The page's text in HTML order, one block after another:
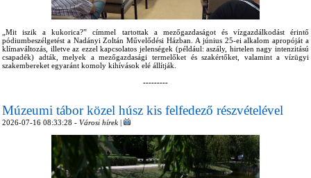
„Mit iszik a kukorica?” címmel tartottak a mezőgazdaságot és vízgazdálkodást érintő
pódiumbeszélgetést a Nadányi Zoltán Művelődési Házban. A június 25-ei alkalom apropóját a
klímaváltozás, illetve az ezzel kapcsolatos jelenségek (például: aszály, hirtelen nagy intenzitású
csapadék) adták, melyek a mezőgazdasági termelőket és szakértőket, valamint a vízügyi
szakembereket egyaránt komoly kihívások elé állítják.
---------
Múzeumi tábor közel húsz kis felfedező részvételével
2026-07-16 08:33:28 - Városi hírek |